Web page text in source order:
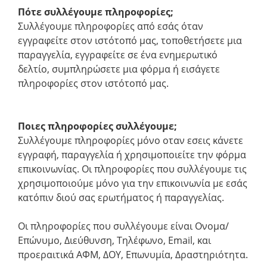
Πότε συλλέγουμε πληροφορίες;
Συλλέγουμε πληροφορίες από εσάς όταν
εγγραφείτε στον ιστότοπό μας, τοποθετήσετε μια
παραγγελία, εγγραφείτε σε ένα ενημερωτικό
δελτίο, συμπληρώσετε μια φόρμα ή εισάγετε
πληροφορίες στον ιστότοπό μας.
Ποιες πληροφορίες συλλέγουμε;
Συλλέγουμε πληροφορίες μόνο οταν εσεις κάνετε
εγγραφή, παραγγελία ή χρησιμοποιείτε την φόρμα
επικοινωνίας. Οι πληροφορίες που συλλέγουμε τις
χρησιμοποιούμε μόνο για την επικοινωνία με εσάς
κατόπιν διού σας ερωτήματος ή παραγγελίας.
Οι πληροφορίες που συλλέγουμε είναι Ονομα/
Επώνυμο, Διεύθυνση, Τηλέφωνο, Email, και
προεραιτικά ΑΦΜ, ΔΟΥ, Επωνυμία, Δραστηριότητα.